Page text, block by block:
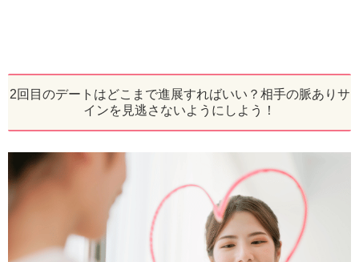
2回目のデートはどこまで進展すればいい？相手の脈ありサ
インを見逃さないようにしよう！